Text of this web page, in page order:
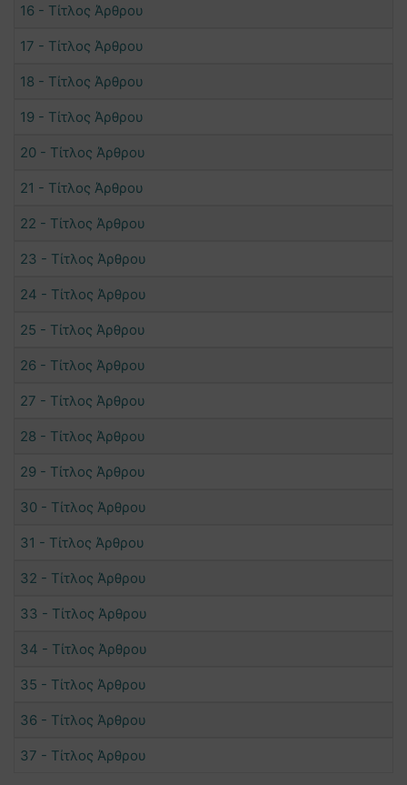
16 - Τίτλος Άρθρου
17 - Τίτλος Άρθρου
18 - Τίτλος Άρθρου
19 - Τίτλος Άρθρου
20 - Τίτλος Άρθρου
21 - Τίτλος Άρθρου
22 - Τίτλος Άρθρου
23 - Τίτλος Άρθρου
24 - Τίτλος Άρθρου
25 - Τίτλος Άρθρου
26 - Τίτλος Άρθρου
27 - Τίτλος Άρθρου
28 - Τίτλος Άρθρου
29 - Τίτλος Άρθρου
30 - Τίτλος Άρθρου
31 - Τίτλος Άρθρου
32 - Τίτλος Άρθρου
33 - Τίτλος Άρθρου
34 - Τίτλος Άρθρου
35 - Τίτλος Άρθρου
36 - Τίτλος Άρθρου
37 - Τίτλος Άρθρου